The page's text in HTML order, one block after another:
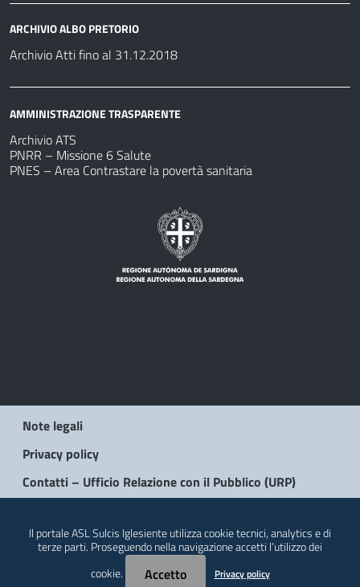
ARCHIVIO ALBO PRETORIO
Archivio Atti fino al 31.12.2018
AMMINISTRAZIONE TRASPARENTE
Archivio ATS
PNRR – Missione 6 Salute
PNES – Area Contrastare la povertà sanitaria
Note legali
Privacy policy
Contatti – Ufficio Relazione con il Pubblico (URP)
Il portale ASL Sulcis Iglesiente utilizza cookie tecnici, analytics e di
terze parti. Proseguendo nella navigazione accetti l’utilizzo dei
cookie.
Accetto Privacy policy